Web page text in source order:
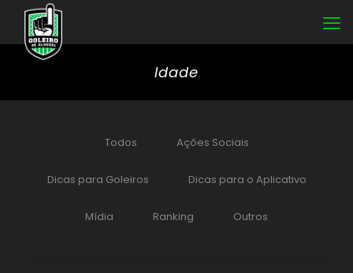
Idade
Todos Ações Sociais
Dicas para Goleiros Dicas para o Aplicativo
Mídia Ranking Outros